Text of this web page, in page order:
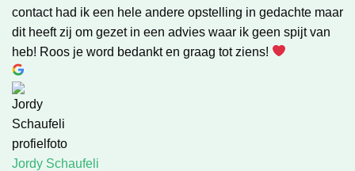
contact had ik een hele andere opstelling in gedachte maar
dit heeft zij om gezet in een advies waar ik geen spijt van
heb! Roos je word bedankt en graag tot ziens!
Jordy Schaufeli